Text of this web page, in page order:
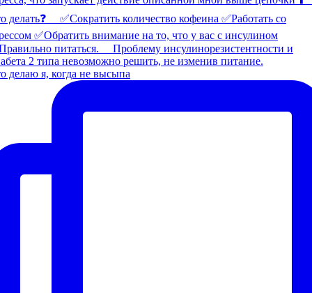
делаю я, когда не высыпа